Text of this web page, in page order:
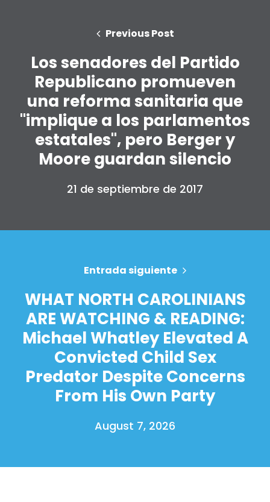
Previous Post
Los senadores del Partido
Republicano promueven
una reforma sanitaria que
"implique a los parlamentos
estatales", pero Berger y
Moore guardan silencio
21 de septiembre de 2017
Entrada siguiente
WHAT NORTH CAROLINIANS
ARE WATCHING & READING:
Michael Whatley Elevated A
Convicted Child Sex
Predator Despite Concerns
From His Own Party
August 7, 2026